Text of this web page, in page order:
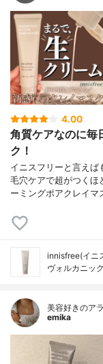
4.00
角質ケアなのに毎
ク！
イニスフリーと言えば
毛穴ケアで超がつくほ
ーミングポアクレイ
innisfree(イニ
ヴォルカニッ
美容好きのア
emika